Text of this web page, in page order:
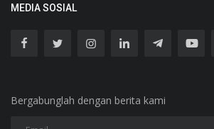
MEDIA SOSIAL
Bergabunglah dengan berita kami